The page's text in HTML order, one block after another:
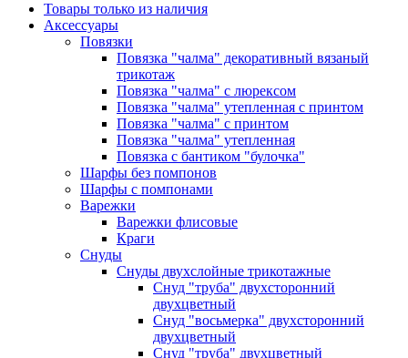
Товары только из наличия
Аксессуары
Повязки
Повязка "чалма" декоративный вязаный
трикотаж
Повязка "чалма" с люрексом
Повязка "чалма" утепленная с принтом
Повязка "чалма" с принтом
Повязка "чалма" утепленная
Повязка с бантиком "булочка"
Шарфы без помпонов
Шарфы с помпонами
Варежки
Варежки флисовые
Краги
Снуды
Снуды двухслойные трикотажные
Снуд "труба" двухсторонний
двухцветный
Снуд "восьмерка" двухсторонний
двухцветный
Снуд "труба" двухцветный